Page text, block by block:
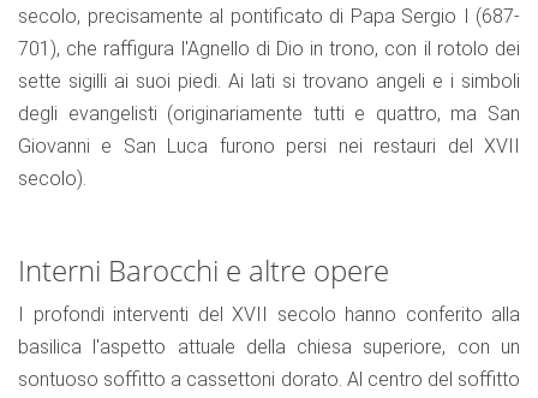
secolo, precisamente al pontificato di Papa Sergio I (687-
701), che raffigura l'Agnello di Dio in trono, con il rotolo dei
sette sigilli ai suoi piedi. Ai lati si trovano angeli e i simboli
degli evangelisti (originariamente tutti e quattro, ma San
Giovanni e San Luca furono persi nei restauri del XVII
secolo).
Interni Barocchi e altre opere
I profondi interventi del XVII secolo hanno conferito alla
basilica l'aspetto attuale della chiesa superiore, con un
sontuoso soffitto a cassettoni dorato. Al centro del soffitto